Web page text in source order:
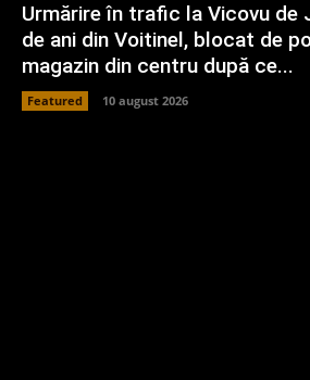
Urmărire în trafic la Vicovu de
de ani din Voitinel, blocat de
magazin din centru după ce...
Featured 10 august 2026